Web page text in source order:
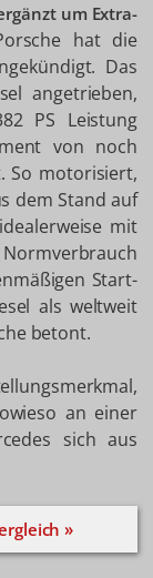
um Extra-
hat die
Das
angetrieben,
PS Leistung
von noch
So motorisiert,
dem Stand auf
mit
Start-
als weltweit
betont.
an einer
sich aus
»